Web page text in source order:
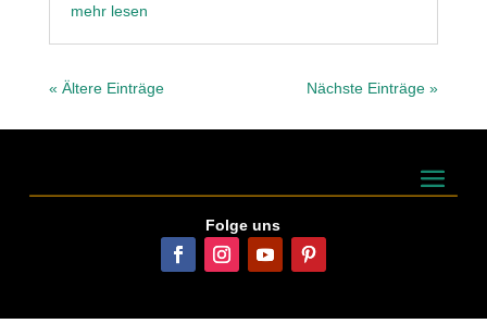
mehr lesen
« Ältere Einträge Nächste Einträge »
Folge uns
© Franky Tree GmbH 2026